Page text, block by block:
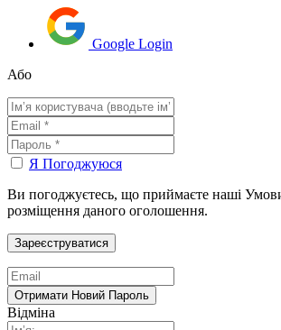
Google Login
Або
Я Погоджуюся
Ви погоджуєтесь, що приймаєте наші
розміщення даного оголошення.
Відміна